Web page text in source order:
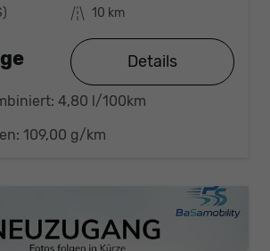
Kilometerstand 10 km
Details
4,80 l/100km
109,00 g/km